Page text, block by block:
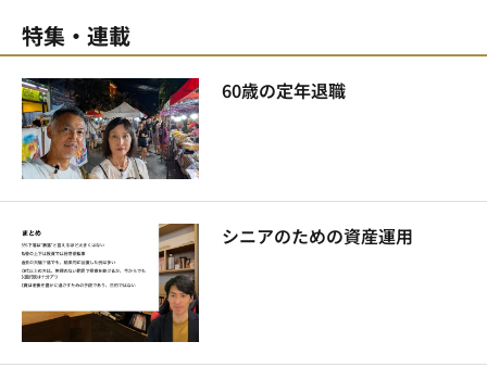
特集・連載
60歳の定年退職
シニアのための資産運用